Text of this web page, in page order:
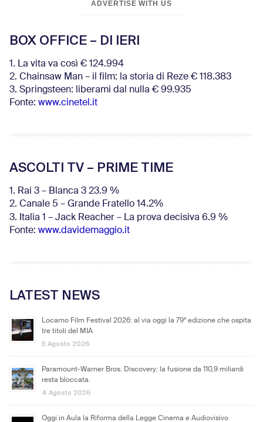
ADVERTISE WITH US
BOX OFFICE – DI IERI
1. La vita va così € 124.994
2. Chainsaw Man – il film: la storia di Reze € 118.383
3. Springsteen: liberami dal nulla € 99.935
Fonte: www.cinetel.it
ASCOLTI TV – PRIME TIME
1. Rai 3 – Blanca 3 23.9 %
2. Canale 5 – Grande Fratello 14.2%
3. Italia 1 – Jack Reacher – La prova decisiva 6.9 %
Fonte: www.davidemaggio.it
LATEST NEWS
Locarno Film Festival 2026: al via oggi la 79ª edizione che ospita
tre titoli del MIA
5 Agosto 2026
Paramount-Warner Bros. Discovery: la fusione da 110,9 miliardi
resta bloccata.
4 Agosto 2026
Oggi in Aula la Riforma della Legge Cinema e Audiovisivo